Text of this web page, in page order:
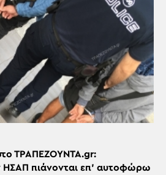
ΤΡΑΠΕΖΟΥΝΤΑ.gr:
πιάνονται επ’ αυτοφώρω